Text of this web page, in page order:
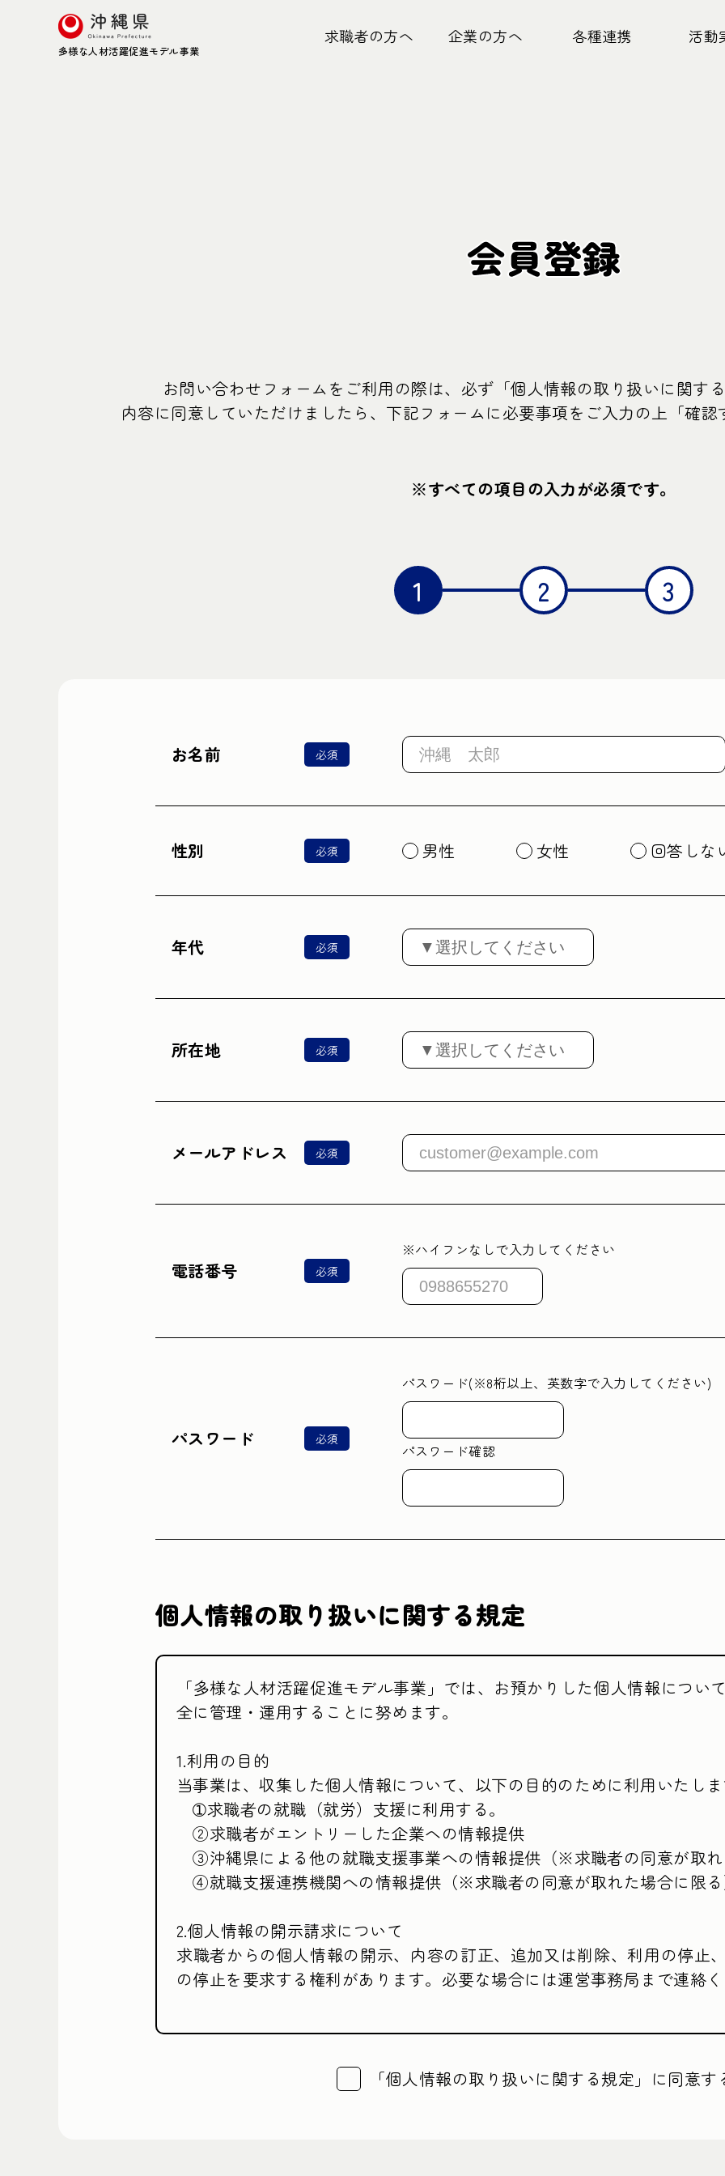
多様な人材活躍促進モデル事業
求職者の方へ 企業の方へ 各種連携 活動
お問い合わせフォームをご利用の際は、必ず「個人情報の取り扱いに関す
内容に同意していただけましたら、下記フォームに必要事項をご入力の上「確
※すべての項目の入力が必須です。
1 2 3
お名前 必須
性別 必須 男性 女性 回答しな
年代 必須
所在地 必須
メールアドレス 必須
電話番号 必須
※ハイフンなしで入力してください
パスワード 必須
パスワード(※8桁以上、英数字で入力してください)
パスワード確認
個人情報の取り扱いに関する規定
「多様な人材活躍促進モデル事業」では、お預かりした個人情報につい
全に管理・運用することに努めます。
1.利用の目的
当事業は、収集した個人情報について、以下の目的のために利用いたし
➀求職者の就職（就労）支援に利用する。
②求職者がエントリーした企業への情報提供
③沖縄県による他の就職支援事業への情報提供（※求職者の同意が取
④就職支援連携機関への情報提供（※求職者の同意が取れた場合に限
2.個人情報の開示請求について
求職者からの個人情報の開示、内容の訂正、追加又は削除、利用の停止
の停止を要求する権利があります。必要な場合には運営事務局まで連絡
「個人情報の取り扱いに関する規定」 に同意す